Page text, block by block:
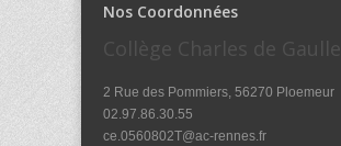
Nos Coordonnées
Collège Charles de Gaulle
2 Rue des Pommiers, 56270 Ploemeur
02.97.86.30.55
ce.0560802T@ac-rennes.fr